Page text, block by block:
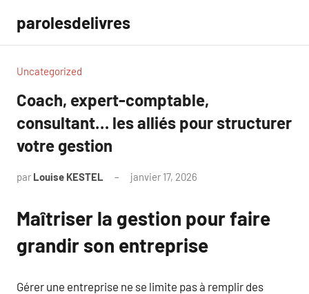
contenu
parolesdelivres
Uncategorized
Coach, expert-comptable,
consultant… les alliés pour structurer
votre gestion
par Louise KESTEL janvier 17, 2026
Maîtriser la gestion pour faire
grandir son entreprise
Gérer une entreprise ne se limite pas à remplir des